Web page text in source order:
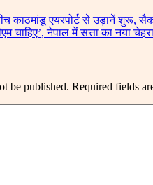
काठमांडू एयरपोर्ट से उड़ानें शुरू,
चाहिए’, नेपाल में सत्ता का नया
be published. Required fields